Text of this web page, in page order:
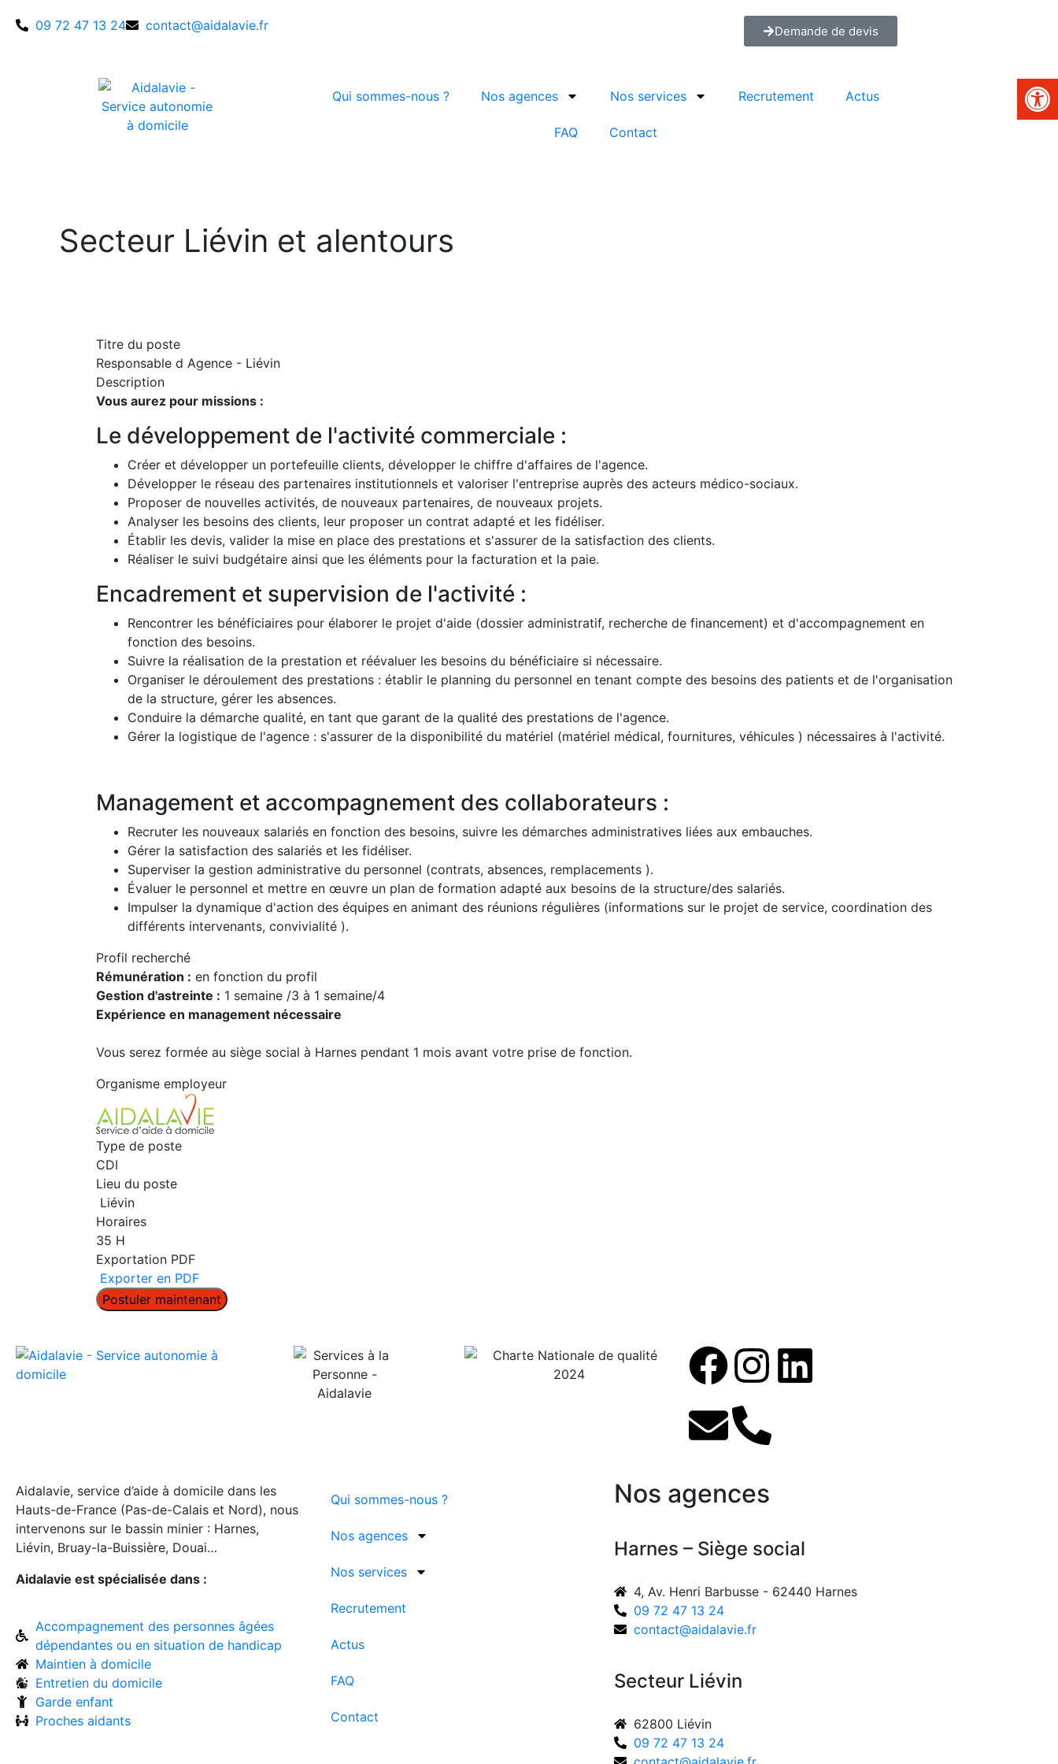
09 72 47 13 24 contact@aidalavie.fr Demande de devis
Qui sommes-nous ? Nos agences Nos services Recrutement Actus
FAQ Contact
Secteur Liévin et alentours
Titre du poste
Responsable d Agence - Liévin
Description
Vous aurez pour missions :
Le développement de l'activité commerciale :
Créer et développer un portefeuille clients, développer le chiffre d'affaires de l'agence.
Développer le réseau des partenaires institutionnels et valoriser l'entreprise auprès des acteurs médico-sociaux.
Proposer de nouvelles activités, de nouveaux partenaires, de nouveaux projets.
Analyser les besoins des clients, leur proposer un contrat adapté et les fidéliser.
Établir les devis, valider la mise en place des prestations et s'assurer de la satisfaction des clients.
Réaliser le suivi budgétaire ainsi que les éléments pour la facturation et la paie.
Encadrement et supervision de l'activité :
Rencontrer les bénéficiaires pour élaborer le projet d'aide (dossier administratif, recherche de financement) et d'accompagnement en
fonction des besoins.
Suivre la réalisation de la prestation et réévaluer les besoins du bénéficiaire si nécessaire.
Organiser le déroulement des prestations : établir le planning du personnel en tenant compte des besoins des patients et de l'organisation
de la structure, gérer les absences.
Conduire la démarche qualité, en tant que garant de la qualité des prestations de l'agence.
Gérer la logistique de l'agence : s'assurer de la disponibilité du matériel (matériel médical, fournitures, véhicules ) nécessaires à l'activité.
Management et accompagnement des collaborateurs :
Recruter les nouveaux salariés en fonction des besoins, suivre les démarches administratives liées aux embauches.
Gérer la satisfaction des salariés et les fidéliser.
Superviser la gestion administrative du personnel (contrats, absences, remplacements ).
Évaluer le personnel et mettre en œuvre un plan de formation adapté aux besoins de la structure/des salariés.
Impulser la dynamique d'action des équipes en animant des réunions régulières (informations sur le projet de service, coordination des
différents intervenants, convivialité ).
Profil recherché
Rémunération : en fonction du profil
Gestion d'astreinte : 1 semaine /3 à 1 semaine/4
Expérience en management nécessaire
Vous serez formée au siège social à Harnes pendant 1 mois avant votre prise de fonction.
Organisme employeur
Type de poste
CDI
Lieu du poste
Liévin
Horaires
35 H
Exportation PDF
Exporter en PDF
Postuler maintenant
Aidalavie, service d’aide à domicile dans les
Hauts-de-France (Pas-de-Calais et Nord), nous
intervenons sur le bassin minier : Harnes,
Liévin, Bruay-la-Buissière, Douai…
Aidalavie est spécialisée dans :
Accompagnement des personnes âgées
dépendantes ou en situation de handicap
Maintien à domicile
Entretien du domicile
Garde enfant
Proches aidants
Qui sommes-nous ?
Nos agences
Nos services
Recrutement
Actus
FAQ
Contact
Nos agences
Harnes – Siège social
4, Av. Henri Barbusse - 62440 Harnes
09 72 47 13 24
contact@aidalavie.fr
Secteur Liévin
62800 Liévin
09 72 47 13 24
Ouvrir